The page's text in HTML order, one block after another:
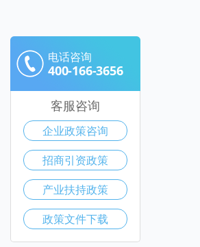
电话咨询
400-166-3656
客服咨询
企业政策咨询
招商引资政策
产业扶持政策
政策文件下载